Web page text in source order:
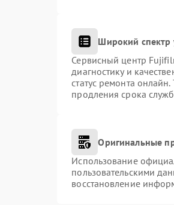
Широкий спектр
Сервисный центр
диагностику и
статус ремонта
продления срока
Оригинальные
Использование
пользовательскими
восстановление